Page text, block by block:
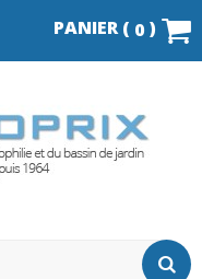
PANIER ( 0 )